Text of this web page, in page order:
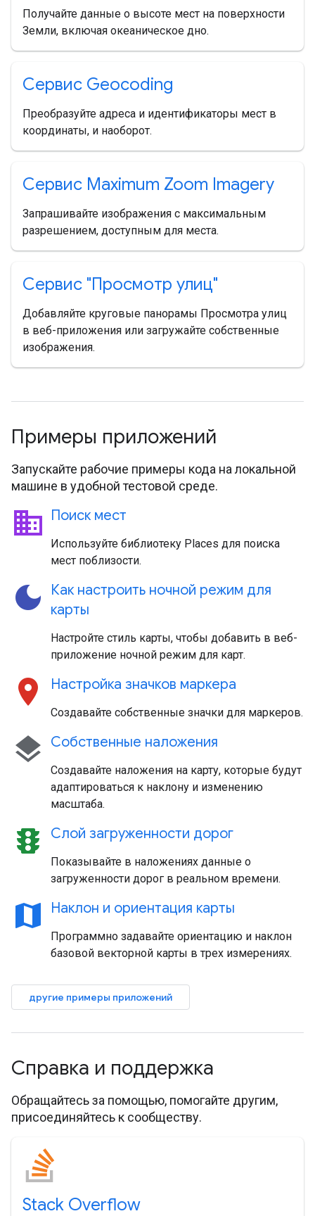
Получайте данные о высоте мест на поверхности
Земли, включая океаническое дно.
Сервис Geocoding
Преобразуйте адреса и идентификаторы мест в
координаты, и наоборот.
Сервис Maximum Zoom Imagery
Запрашивайте изображения с максимальным
разрешением, доступным для места.
Сервис "Просмотр улиц"
Добавляйте круговые панорамы Просмотра улиц
в веб-приложения или загружайте собственные
изображения.
Примеры приложений
Запускайте рабочие примеры кода на локальной
машине в удобной тестовой среде.
business Поиск мест
Используйте библиотеку Places для поиска
мест поблизости.
dark_mode
Как настроить ночной режим для
карты
Настройте стиль карты, чтобы добавить в веб-
приложение ночной режим для карт.
location_on Настройка значков маркера
Создавайте собственные значки для маркеров.
layers Собственные наложения
Создавайте наложения на карту, которые будут
адаптироваться к наклону и изменению
масштаба.
traffic Слой загруженности дорог
Показывайте в наложениях данные о
загруженности дорог в реальном времени.
map Наклон и ориентация карты
Программно задавайте ориентацию и наклон
базовой векторной карты в трех измерениях.
другие примеры приложений
Справка и поддержка
Обращайтесь за помощью, помогайте другим,
присоединяйтесь к сообществу.
Stack Overflow